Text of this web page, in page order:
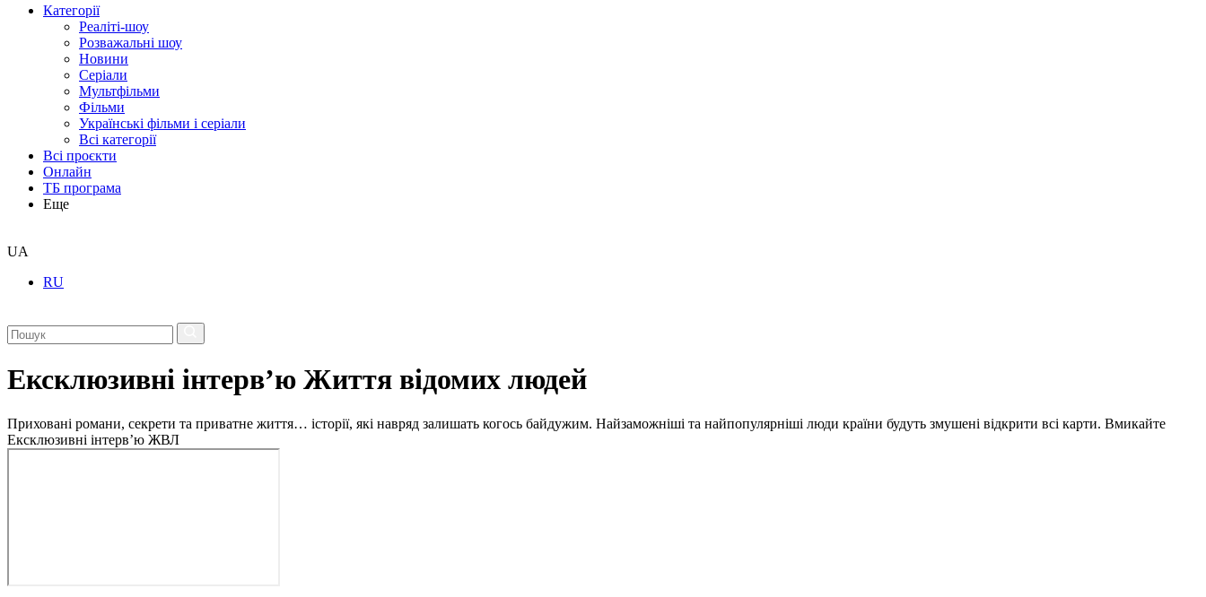
Категорії
Реаліті-шоу
Розважальні шоу
Новини
Серіали
Мультфільми
Фільми
Українські фільми і серіали
Всі категорії
Всі проєкти
Онлайн
ТБ програма
Еще
UA
RU
Ексклюзивні інтерв’ю Життя відомих людей
Приховані романи, секрети та приватне життя… історії, які навряд залишать когось байдужим. Найзаможніші та найпопулярніші люди країни будуть змушені відкрити всі карти. Вмикайте
Ексклюзивні інтерв’ю ЖВЛ